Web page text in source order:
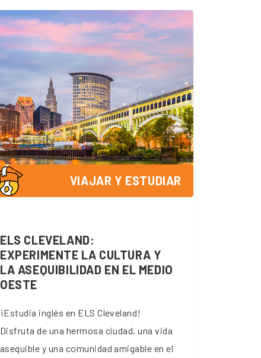
VIAJAR Y ESTUDIAR
ELS CLEVELAND:
EXPERIMENTE LA CULTURA Y
LA ASEQUIBILIDAD EN EL MEDIO
OESTE
¡Estudia inglés en ELS Cleveland!
Disfruta de una hermosa ciudad, una vida
asequible y una comunidad amigable en el